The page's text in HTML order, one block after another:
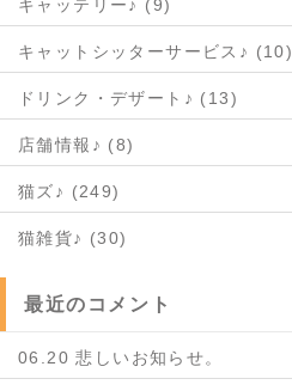
キャッテリー♪ (9)
キャットシッターサービス♪ (10)
ドリンク・デザート♪ (13)
店舗情報♪ (8)
猫ズ♪ (249)
猫雑貨♪ (30)
最近のコメント
06.20 悲しいお知らせ。